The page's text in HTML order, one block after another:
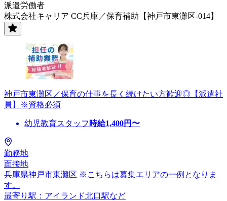
派遣労働者
株式会社キャリア CC兵庫／保育補助【神戸市東灘区-014】
神戸市東灘区／保育の仕事を長く続けたい方歓迎◎【派遣社
員】※資格必須
幼児教育スタッフ 時給1,400円〜
勤務地
面接地
兵庫県神戸市東灘区 ※こちらは募集エリアの一例となりま
す。
最寄り駅：アイランド北口駅など